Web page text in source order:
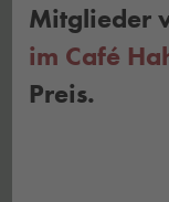
Mitglieder
im Café
Preis.